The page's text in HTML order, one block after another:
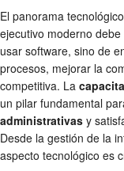
El panorama
ejecutivo moderno
usar software, sino de
procesos, mejorar la
competitiva. La
un pilar fundamental
administrativas y
Desde la gestión de la
aspecto tecnológico es